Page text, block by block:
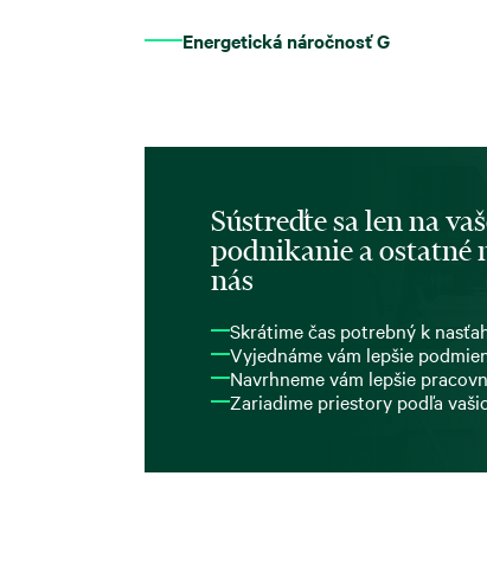
Energetická náročnosť G
Sústreďte sa len na
podnikanie a ostatné
nás
Skrátime čas potrebný k
Vyjednáme vám lepšie
Navrhneme vám lepšie
Zariadime priestory podľa